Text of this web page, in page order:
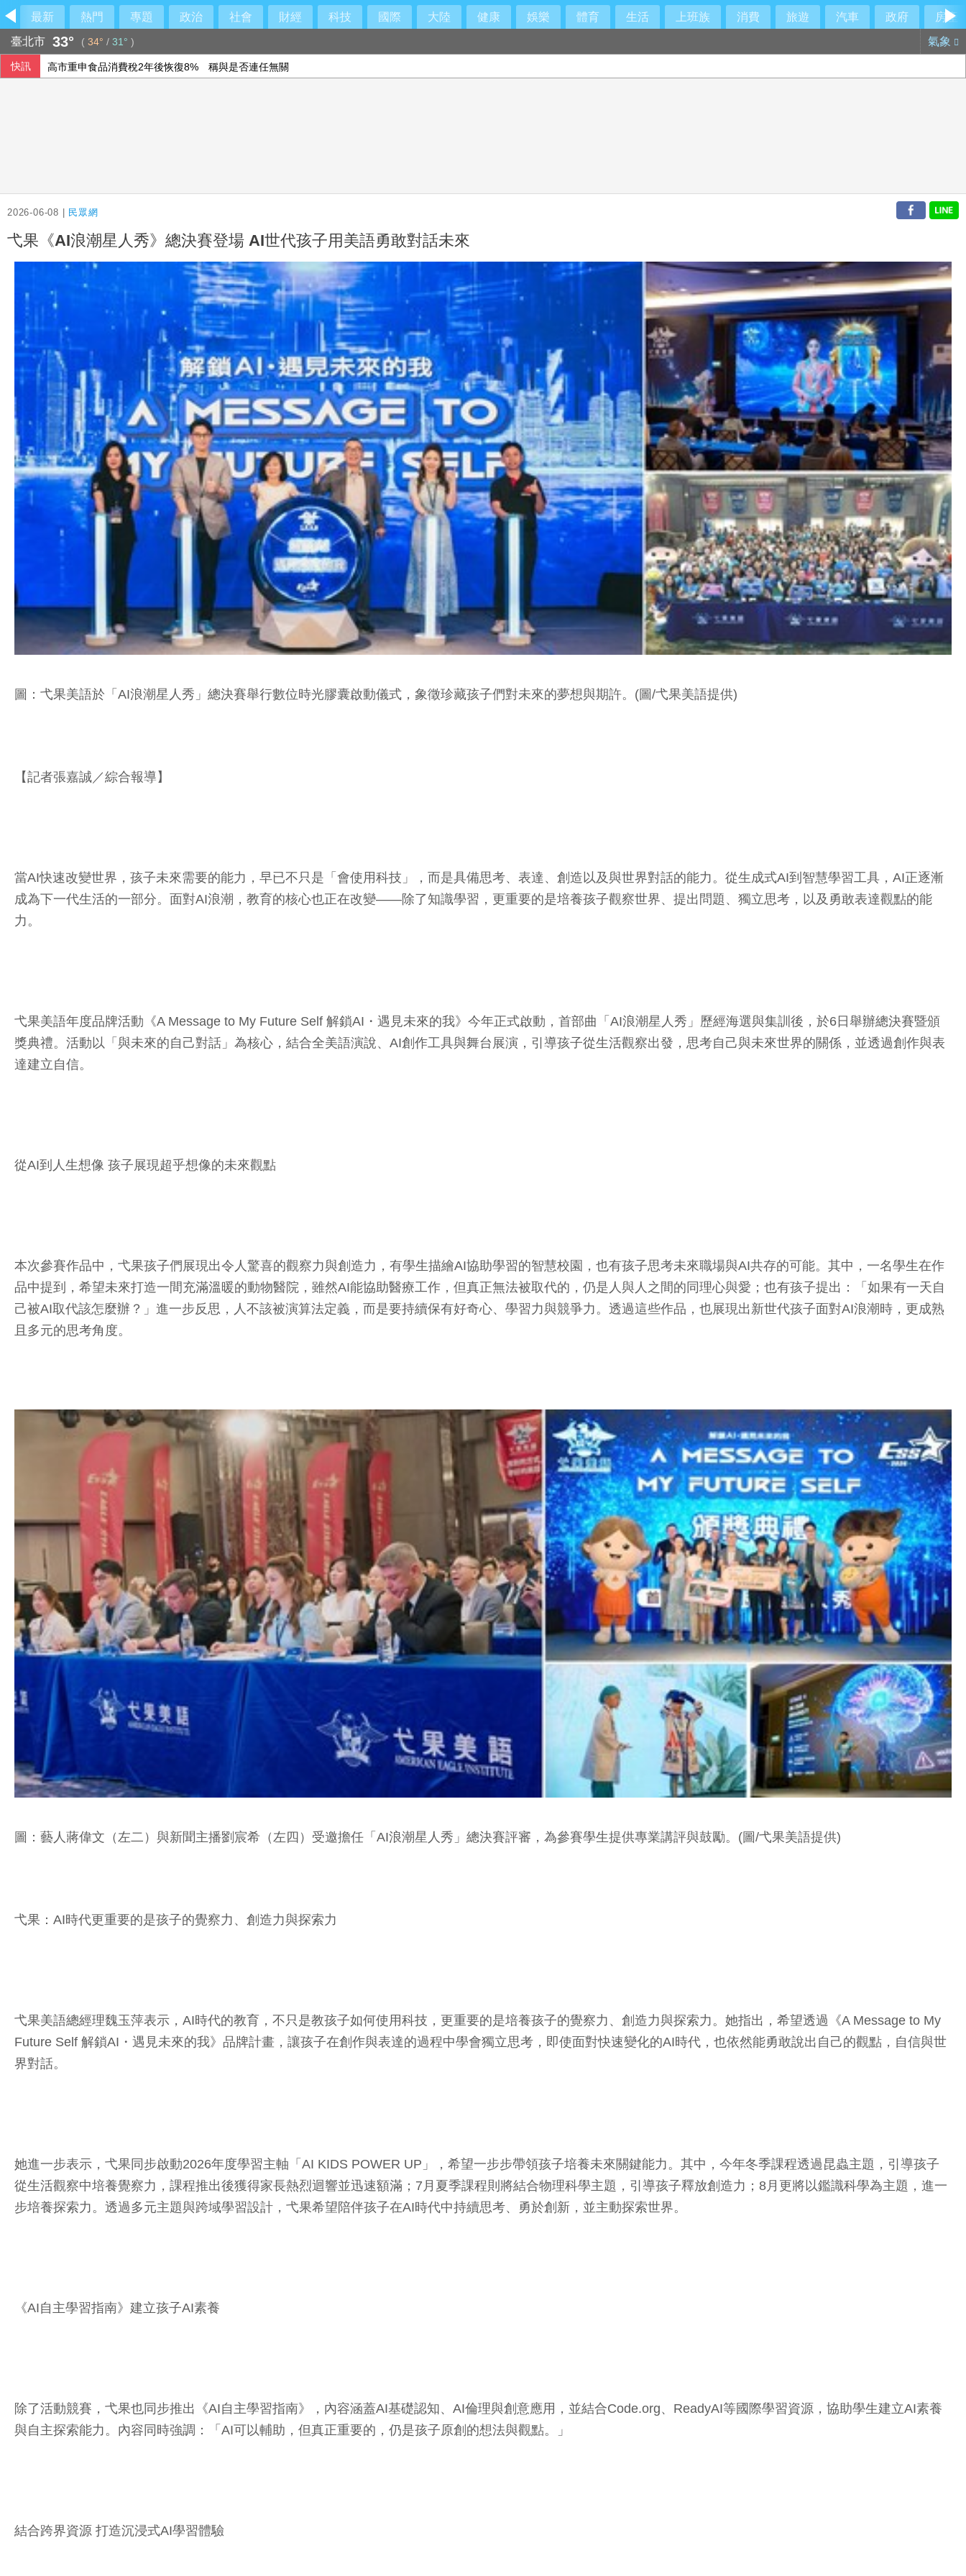
最新 熱門 專題 政治 社會 財經 科技 國際 大陸 健康 娛樂 體育 生活 上班族 消費 旅遊 汽車 政府
房產
臺北市 33° ( 34° / 31° ) 氣象
快訊 高市重申食品消費稅2年後恢復8% 稱與是否連任無關
2026-06-08 | 民眾網
弋果《AI浪潮星人秀》總決賽登場 AI世代孩子用美語勇敢對話未來
圖：弋果美語於「AI浪潮星人秀」總決賽舉行數位時光膠囊啟動儀式，象徵珍藏孩子們對未來的夢想與期許。(圖/弋果美語提供)
【記者張嘉誠／綜合報導】
當AI快速改變世界，孩子未來需要的能力，早已不只是「會使用科技」，而是具備思考、表達、創造以及與世界對話的能力。從生成式AI到智慧學習工具，AI正逐漸
成為下一代生活的一部分。面對AI浪潮，教育的核心也正在改變——除了知識學習，更重要的是培養孩子觀察世界、提出問題、獨立思考，以及勇敢表達觀點的能
力。
弋果美語年度品牌活動《A Message to My Future Self 解鎖AI・遇見未來的我》今年正式啟動，首部曲「AI浪潮星人秀」歷經海選與集訓後，於6日舉辦總決賽暨頒
獎典禮。活動以「與未來的自己對話」為核心，結合全美語演說、AI創作工具與舞台展演，引導孩子從生活觀察出發，思考自己與未來世界的關係，並透過創作與表
達建立自信。
從AI到人生想像 孩子展現超乎想像的未來觀點
本次參賽作品中，弋果孩子們展現出令人驚喜的觀察力與創造力，有學生描繪AI協助學習的智慧校園，也有孩子思考未來職場與AI共存的可能。其中，一名學生在作
品中提到，希望未來打造一間充滿溫暖的動物醫院，雖然AI能協助醫療工作，但真正無法被取代的，仍是人與人之間的同理心與愛；也有孩子提出：「如果有一天自
己被AI取代該怎麼辦？」進一步反思，人不該被演算法定義，而是要持續保有好奇心、學習力與競爭力。透過這些作品，也展現出新世代孩子面對AI浪潮時，更成熟
且多元的思考角度。
圖：藝人蔣偉文（左二）與新聞主播劉宸希（左四）受邀擔任「AI浪潮星人秀」總決賽評審，為參賽學生提供專業講評與鼓勵。(圖/弋果美語提供)
弋果：AI時代更重要的是孩子的覺察力、創造力與探索力
弋果美語總經理魏玉萍表示，AI時代的教育，不只是教孩子如何使用科技，更重要的是培養孩子的覺察力、創造力與探索力。她指出，希望透過《A Message to My
Future Self 解鎖AI・遇見未來的我》品牌計畫，讓孩子在創作與表達的過程中學會獨立思考，即使面對快速變化的AI時代，也依然能勇敢說出自己的觀點，自信與世
界對話。
她進一步表示，弋果同步啟動2026年度學習主軸「AI KIDS POWER UP」，希望一步步帶領孩子培養未來關鍵能力。其中，今年冬季課程透過昆蟲主題，引導孩子
從生活觀察中培養覺察力，課程推出後獲得家長熱烈迴響並迅速額滿；7月夏季課程則將結合物理科學主題，引導孩子釋放創造力；8月更將以鑑識科學為主題，進一
步培養探索力。透過多元主題與跨域學習設計，弋果希望陪伴孩子在AI時代中持續思考、勇於創新，並主動探索世界。
《AI自主學習指南》建立孩子AI素養
除了活動競賽，弋果也同步推出《AI自主學習指南》，內容涵蓋AI基礎認知、AI倫理與創意應用，並結合Code.org、ReadyAI等國際學習資源，協助學生建立AI素養
與自主探索能力。內容同時強調：「AI可以輔助，但真正重要的，仍是孩子原創的想法與觀點。」
結合跨界資源 打造沉浸式AI學習體驗